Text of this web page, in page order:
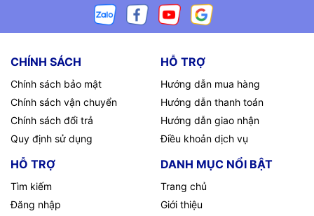
CHÍNH SÁCH
Chính sách bảo mật
Chính sách vận chuyển
Chính sách đổi trả
Quy định sử dụng
HỖ TRỢ
Hướng dẫn mua hàng
Hướng dẫn thanh toán
Hướng dẫn giao nhận
Điều khoản dịch vụ
HỖ TRỢ
Tìm kiếm
Đăng nhập
DANH MỤC NỔI BẬT
Trang chủ
Giới thiệu